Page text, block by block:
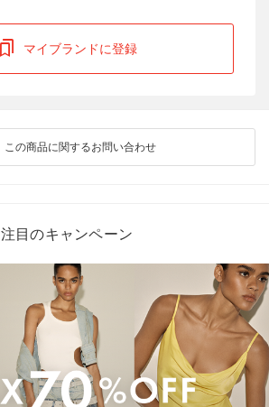
マイブランドに登録
この商品に関するお問い合わせ
注目のキャンペーン